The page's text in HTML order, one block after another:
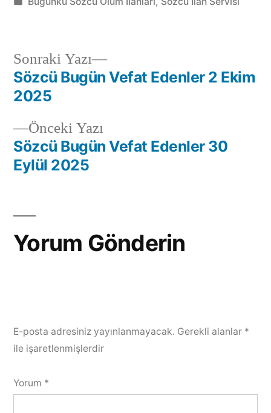
Önceki Yazı
Sözcü Bugün Vefat Edenler 30
Eylül 2025
Sonraki Yazı
Sözcü Bugün Vefat Edenler 2 Ekim
2025
Yorum Gönderin
E-posta adresiniz yayınlanmayacak. Gerekli alanlar *
ile işaretlenmişlerdir
Yorum *